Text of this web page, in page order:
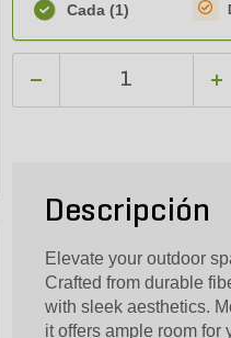
Cada (1)
Descripción
Elevate your outdoor
Crafted from durable
with sleek aesthetics.
it offers ample room for